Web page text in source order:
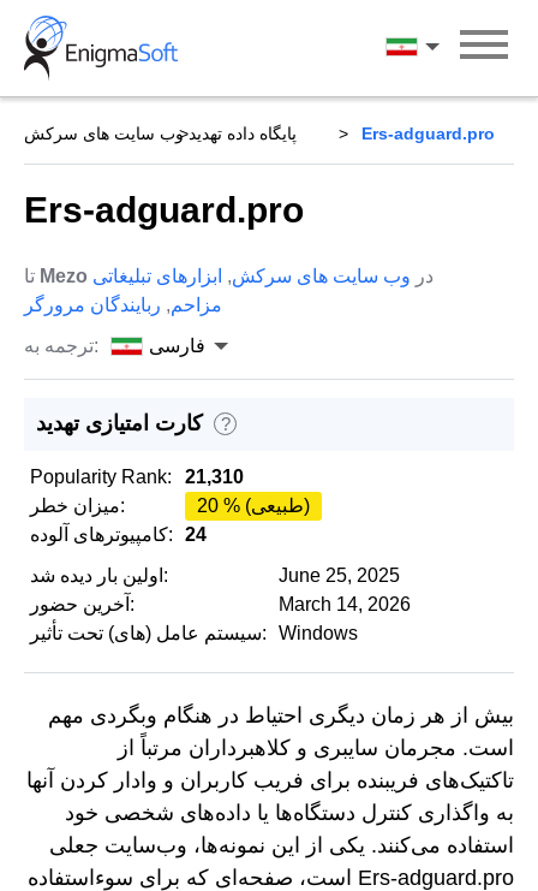
Skip
content
فارسی
پایگاه داده تهدید وب سایت های سرکش Ers-adguard.pro
Ers-adguard.pro
Mezo در وب سایت های سرکش, ابزارهای تبلیغاتی
مزاحم, ربایندگان مرورگر
ترجمه به:
فارسی
کارت امتیازی تهدید ?
Popularity Rank:
21,310
میزان خطر:
20 % (طبیعی)
کامپیوترهای آلوده:
24
اولین بار دیده شد:
June 25, 2025
آخرین حضور:
March 14, 2026
سیستم عامل (های) تحت تأثیر:
Windows
بیش از هر زمان دیگری احتیاط در هنگام وبگردی مهم
است. مجرمان سایبری و کلاهبرداران مرتباً از
تاکتیک‌های فریبنده برای فریب کاربران و وادار کردن آنها
به واگذاری کنترل دستگاه‌ها یا داده‌های شخصی خود
استفاده می‌کنند. یکی از این نمونه‌ها، وب‌سایت جعلی
Ers-adguard.pro است، صفحه‌ای که برای سوءاستفاده